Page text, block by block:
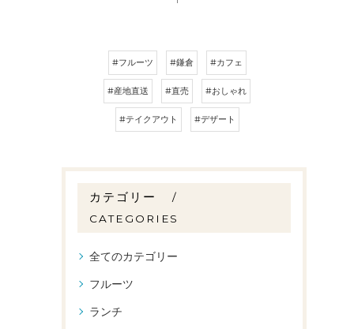
#フルーツ #鎌倉 #カフェ
#産地直送 #直売 #おしゃれ
#テイクアウト #デザート
カテゴリー
CATEGORIES
全てのカテゴリー
フルーツ
ランチ